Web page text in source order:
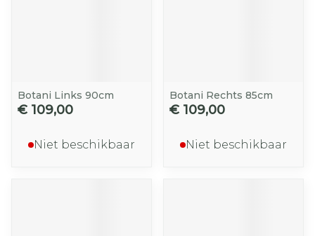
Botani Links 90cm
€ 109,00
Niet beschikbaar
Botani Rechts 85cm
€ 109,00
Niet beschikbaar